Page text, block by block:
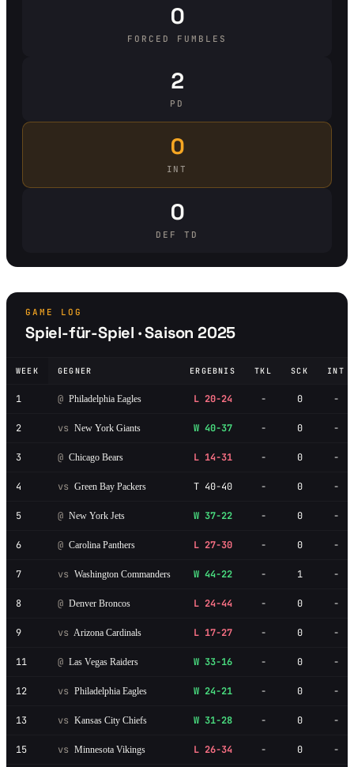
0
FORCED FUMBLES
2
PD
0
INT
0
DEF TD
GAME LOG
Spiel-für-Spiel · Saison 2025
WEEK GEGNER ERGEBNIS TKL SCK INT
1 @ Philadelphia Eagles L 20-24 - 0 -
2 vs New York Giants W 40-37 - 0 -
3 @ Chicago Bears L 14-31 - 0 -
4 vs Green Bay Packers T 40-40 - 0 -
5 @ New York Jets W 37-22 - 0 -
6 @ Carolina Panthers L 27-30 - 0 -
7 vs Washington Commanders W 44-22 - 1 -
8 @ Denver Broncos L 24-44 - 0 -
9 vs Arizona Cardinals L 17-27 - 0 -
11 @ Las Vegas Raiders W 33-16 - 0 -
12 vs Philadelphia Eagles W 24-21 - 0 -
13 vs Kansas City Chiefs W 31-28 - 0 -
15 vs Minnesota Vikings L 26-34 - 0 -